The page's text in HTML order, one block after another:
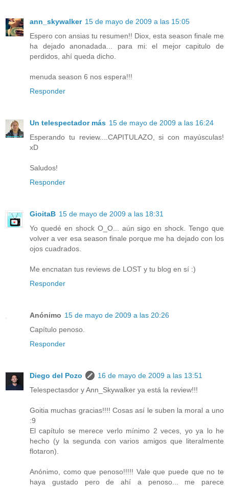
ann_skywalker 15 de mayo de 2009 a las 15:05
Espero con ansias tu resumen!! Diox, esta season finale me
ha dejado anonadada... para mi: el mejor capitulo de
perdidos, ahí queda dicho.
menuda season 6 nos espera!!!
Responder
Un telespectador más 15 de mayo de 2009 a las 16:24
Esperando tu review....CAPITULAZO, si con mayúsculas!
xD
Saludos!
Responder
GioitaB 15 de mayo de 2009 a las 18:31
Yo quedé en shock O_O... aún sigo en shock. Tengo que
volver a ver esa season finale porque me ha dejado con los
ojos cuadrados.
Me encnatan tus reviews de LOST y tu blog en sí :)
Responder
Anónimo 15 de mayo de 2009 a las 20:26
Capítulo penoso.
Responder
Diego del Pozo
16 de mayo de 2009 a las 13:51
Telespectasdor y Ann_Skywalker ya está la review!!!
Goitia muchas gracias!!!! Cosas así le suben la moral a uno
:9
El capítulo se merece verlo mínimo 2 veces, yo ya lo he
hecho (y la segunda con varios amigos que literalmente
flotaron).
Anónimo, como que penoso!!!!! Vale que puede que no te
haya gustado pero de ahí a penoso... me parece